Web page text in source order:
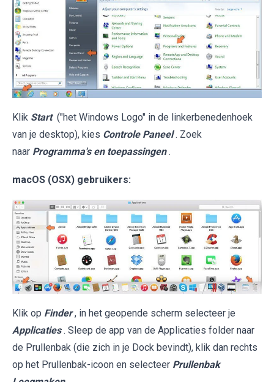
Klik Start ("het Windows Logo" in de linkerbenedenhoek
van je desktop), kies Controle Paneel . Zoek
naar Programma's en toepassingen .
macOS (OSX) gebruikers:
Klik op Finder , in het geopende scherm selecteer je
Applicaties . Sleep de app van de Applicaties folder naar
de Prullenbak (die zich in je Dock bevindt), klik dan rechts
op het Prullenbak-icoon en selecteer Prullenbak